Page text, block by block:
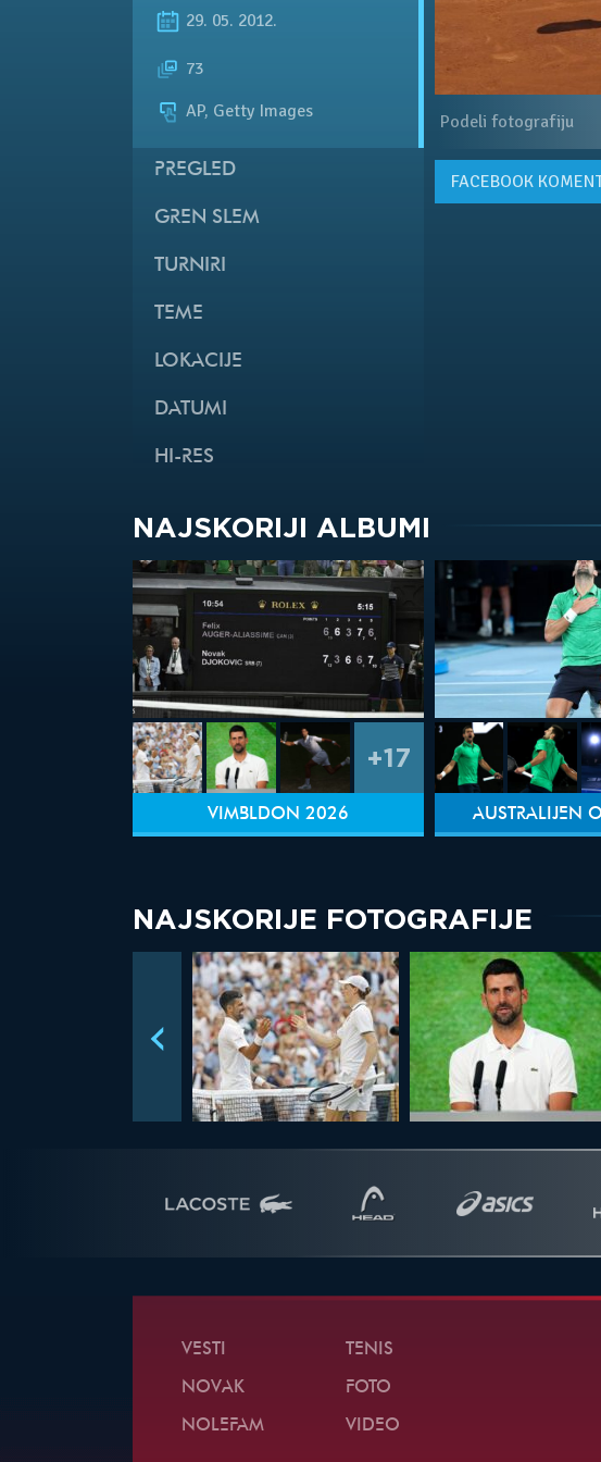
29. 05. 2012.
73
AP, Getty Images
PREGLED
GREN SLEM
TURNIRI
TEME
LOKACIJE
DATUMI
HI-RES
Podeli fotografiju
FACEBOOK
NAJSKORIJI ALBUMI
+17
VIMBLDON 2026 AUSTRALIJEN
NAJSKORIJE FOTOGRAFIJE
VESTI
NOVAK
NOLEFAM
TENIS
FOTO
VIDEO